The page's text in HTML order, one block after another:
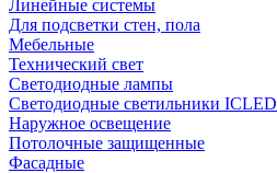
Линейные системы
Для подсветки стен, пола
Мебельные
Технический свет
Светодиодные лампы
Светодиодные светильники ICLED
Наружное освещение
Потолочные защищенные
Фасадные